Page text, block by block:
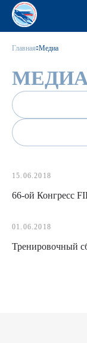
Главная Медиа
15.06.2018
66-ой Конгресс
01.06.2018
Тренировочный